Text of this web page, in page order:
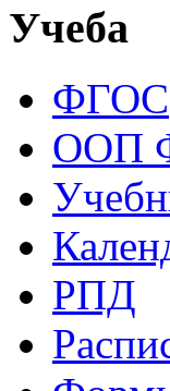
Учеба
ФГОС
ООП
РПД